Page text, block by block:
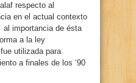
respecto al
en el actual contexto
importancia de ésta
a la ley
utilizada para
a finales de los ‘90